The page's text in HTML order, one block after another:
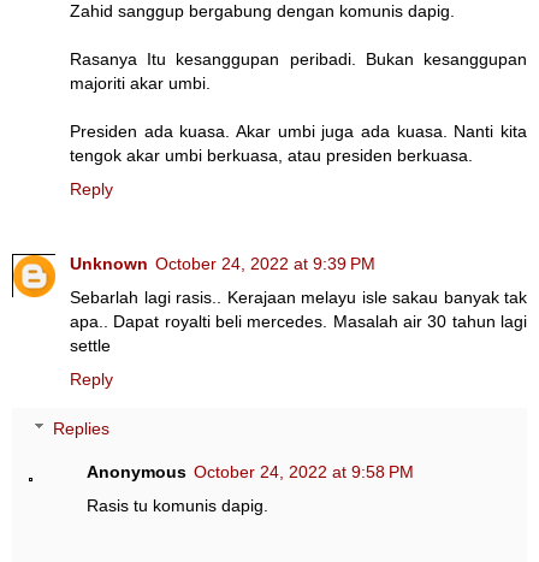
Zahid sanggup bergabung dengan komunis dapig.
Rasanya Itu kesanggupan peribadi. Bukan kesanggupan
majoriti akar umbi.
Presiden ada kuasa. Akar umbi juga ada kuasa. Nanti kita
tengok akar umbi berkuasa, atau presiden berkuasa.
Reply
Unknown October 24, 2022 at 9:39 PM
Sebarlah lagi rasis.. Kerajaan melayu isle sakau banyak tak
apa.. Dapat royalti beli mercedes. Masalah air 30 tahun lagi
settle
Reply
Replies
Anonymous October 24, 2022 at 9:58 PM
Rasis tu komunis dapig.